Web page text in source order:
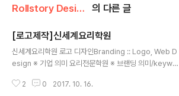
Rollstory Design/10月 - October 의 다른 글
[로고제작]신세계요리학원
신세계요리학원 로고 디자인Branding :: Logo, Web D
esign ※ 기업 의미 요리전문학원 ※ 브랜딩 의미/keywor
딩을 원하시는 요청하에, 기존 로고의 형태(동그란)만 이어
2 0 2017. 10. 16.